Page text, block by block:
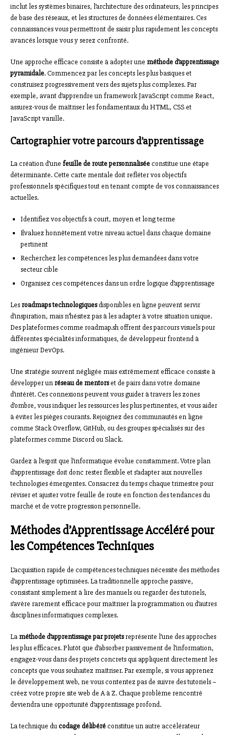
inclut les systèmes binaires, l’architecture des ordinateurs, les principes
de base des réseaux, et les structures de données élémentaires. Ces
connaissances vous permettront de saisir plus rapidement les concepts
avancés lorsque vous y serez confronté.
Une approche efficace consiste à adopter une méthode d’apprentissage
pyramidale. Commencez par les concepts les plus basiques et
construisez progressivement vers des sujets plus complexes. Par
exemple, avant d’apprendre un framework JavaScript comme React,
assurez-vous de maîtriser les fondamentaux du HTML, CSS et
JavaScript vanille.
Cartographier votre parcours d’apprentissage
La création d’une feuille de route personnaliséeconstitue une étape
déterminante. Cette carte mentale doit refléter vos objectifs
professionnels spécifiques tout en tenant compte de vos connaissances
actuelles.
Identifiez vos objectifs à court, moyen et long terme
Évaluez honnêtement votre niveau actuel dans chaque domaine
pertinent
Recherchez les compétences les plus demandées dans votre
secteur cible
Organisez ces compétences dans un ordre logique d’apprentissage
Les roadmaps technologiquesdisponibles en ligne peuvent servir
d’inspiration, mais n’hésitez pas à les adapter à votre situation unique.
Des plateformes comme roadmap.sh offrent des parcours visuels pour
différentes spécialités informatiques, de développeur frontend à
ingénieur DevOps.
Une stratégie souvent négligée mais extrêmement efficace consiste à
développer un réseau de mentorset de pairs dans votre domaine
d’intérêt. Ces connexions peuvent vous guider à travers les zones
d’ombre, vous indiquer les ressources les plus pertinentes, et vous aider
à éviter les pièges courants. Rejoignez des communautés en ligne
comme Stack Overflow, GitHub, ou des groupes spécialisés sur des
plateformes comme Discord ou Slack.
Gardez à l’esprit que l’informatique évolue constamment. Votre plan
d’apprentissage doit donc rester flexible et s’adapter aux nouvelles
technologies émergentes. Consacrez du temps chaque trimestre pour
réviser et ajuster votre feuille de route en fonction des tendances du
marché et de votre progression personnelle.
Méthodes d’Apprentissage Accéléré pour
les Compétences Techniques
L’acquisition rapide de compétences techniques nécessite des méthodes
d’apprentissage optimisées. La traditionnelle approche passive,
consistant simplement à lire des manuels ou regarder des tutoriels,
s’avère rarement efficace pour maîtriser la programmation ou d’autres
disciplines informatiques complexes.
La méthode d’apprentissage par projetsreprésente l’une des approches
les plus efficaces. Plutôt que d’absorber passivement de l’information,
engagez-vous dans des projets concrets qui appliquent directement les
concepts que vous souhaitez maîtriser. Par exemple, si vous apprenez
le développement web, ne vous contentez pas de suivre des tutoriels –
créez votre propre site web de A à Z. Chaque problème rencontré
deviendra une opportunité d’apprentissage profond.
La technique ducodage délibéréconstitue un autre accélérateur